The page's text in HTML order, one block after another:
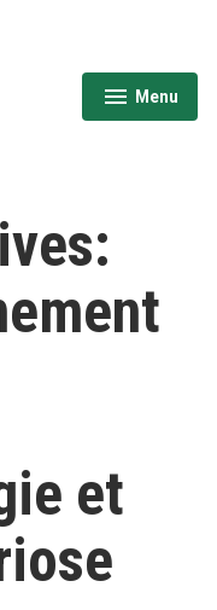
Menu
expanded
collapsed
et